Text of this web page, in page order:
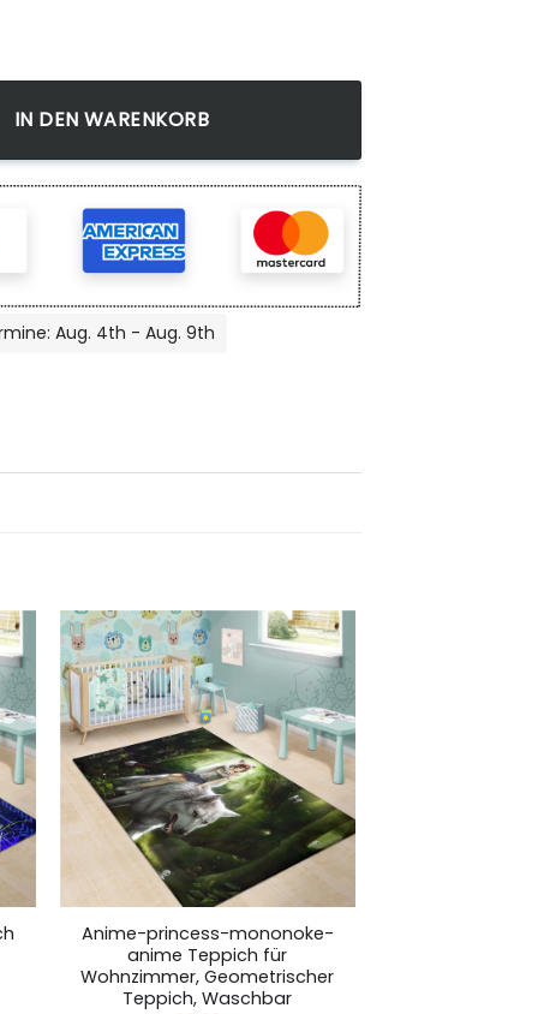
Geometrischer Teppich, Waschbar Menge
IN DEN WARENKORB
Aug. 4th - Aug. 9th
Anime-princess-mononoke-
anime Teppich für
Wohnzimmer, Geometrischer
Teppich, Waschbar